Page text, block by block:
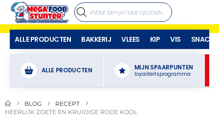
ALLE PRODUCTEN BAKKERIJ VLEES KIP VIS SNACKS
ALLE PRODUCTEN MIJN SPAARPUNTEN
loyaliteitsprogramma
BLOG
RECEPT
HEERLIJK ZOETE EN KRUIDIGE RODE KOOL